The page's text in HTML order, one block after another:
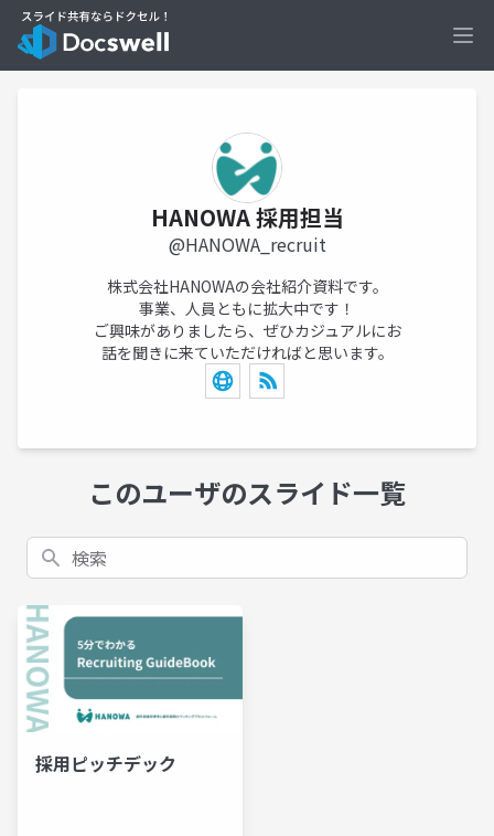
HANOWA 採用担当
@HANOWA_recruit
株式会社HANOWAの会社紹介資料です。
事業、人員ともに拡大中です！
ご興味がありましたら、ぜひカジュアルにお
話を聞きに来ていただければと思います。
このユーザのスライド一覧
検索
採用ピッチデック